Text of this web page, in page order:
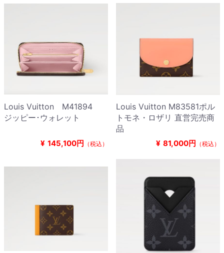
Louis Vuitton M41894
ジッピー･ウォレット
¥ 145,100円 （税込）
Louis Vuitton M83581ポル
トモネ・ロザリ 直営完売商
品
¥ 81,000円 （税込）